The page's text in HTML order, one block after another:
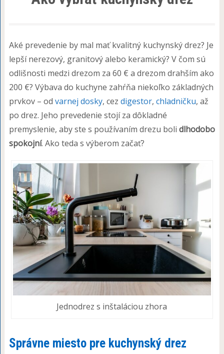
Aké prevedenie by mal mať kvalitný kuchynský drez? Je
lepší nerezový, granitový alebo keramický? V čom sú
odlišnosti medzi drezom za 60 € a drezom drahším ako
200 €? Výbava do kuchyne zahŕňa niekoľko základných
prvkov – od varnej dosky, cez digestor, chladničku, až
po drez. Jeho prevedenie stojí za dôkladné
premyslenie, aby ste s používaním drezu boli dlhodobo
spokojní. Ako teda s výberom začať?
Jednodrez s inštaláciou zhora
Správne miesto pre kuchynský drez